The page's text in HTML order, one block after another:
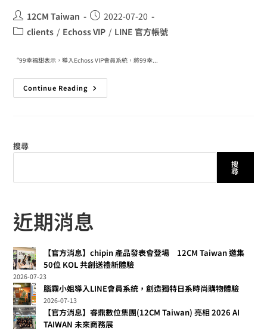
12CM Taiwan
2022-07-20
clients / Echoss VIP / LINE 官方帳號
“99幸福甜表示，導入Echoss VIP會員系統，將99幸...
Continue Reading
搜尋
搜
尋
近期消息
【官方消息】chipin 產品發表會登場 12CM Taiwan 邀集
50位 KOL 共創送禮新體驗
2026-07-23
腦霧小姐導入LINE會員系統，創造獨特日系時尚購物體驗
2026-07-13
【官方消息】睿鼎數位集團(12CM Taiwan) 亮相 2026 AI
TAIWAN 未來商務展